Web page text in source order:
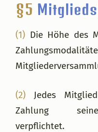
§5
(1) Die Höhe des
(2) Jedes
Zahlung
verpflichtet.